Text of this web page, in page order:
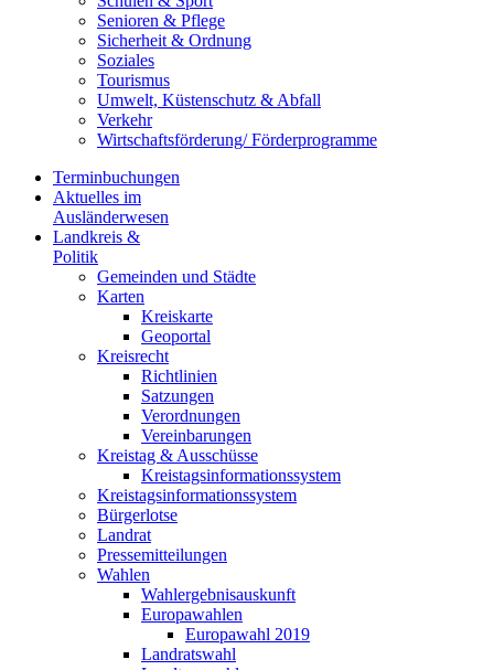
Senioren & Pflege
Sicherheit & Ordnung
Soziales
Tourismus
Umwelt, Küstenschutz & Abfall
Verkehr
Wirtschaftsförderung/ Förderprogramme
Terminbuchungen
Aktuelles im
Ausländerwesen
Landkreis &
Politik
Gemeinden und Städte
Karten
Kreiskarte
Geoportal
Kreisrecht
Richtlinien
Satzungen
Verordnungen
Vereinbarungen
Kreistag & Ausschüsse
Kreistagsinformationssystem
Kreistagsinformationssystem
Bürgerlotse
Landrat
Pressemitteilungen
Wahlen
Wahlergebnisauskunft
Europawahlen
Europawahl 2019
Landratswahl